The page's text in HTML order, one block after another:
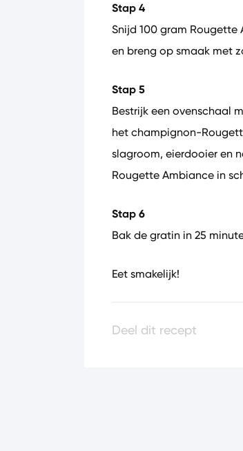
Stap 4
Snijd 100 gram Rougette
en breng op smaak met
Stap 5
Bestrijk een ovenschaal
het champignon-
slagroom, eierdooier en
Rougette Ambiance in
Stap 6
Bak de gratin in 25
Eet smakelijk!
Deel dit recept